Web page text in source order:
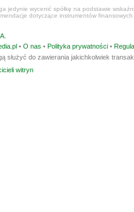
jedynie wycenić spółkę na podstawie
dotyczące instrumentów
• O nas • Polityka prywatności •
służyć do zawierania jakichkolwiek
witryn